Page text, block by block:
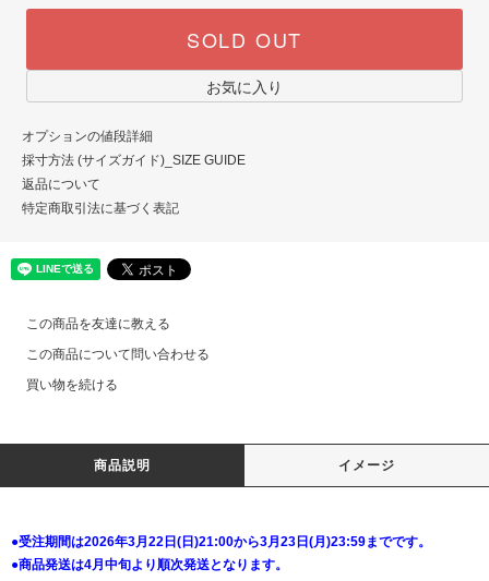
SOLD OUT
お気に入り
オプションの値段詳細
採寸方法 (サイズガイド)_SIZE GUIDE
返品について
特定商取引法に基づく表記
この商品を友達に教える
この商品について問い合わせる
買い物を続ける
商品説明 イメージ
●受注期間は2026年3月22日(日)21:00から3月23日(月)23:59までです。
●商品発送は4月中旬より順次発送となります。